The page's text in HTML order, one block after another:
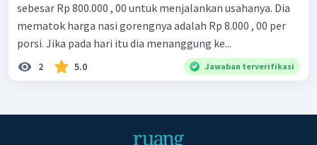
sebesar Rp 800.000 , 00 untuk menjalankan usahanya. Dia
mematok harga nasi gorengnya adalah Rp 8.000 , 00 per
porsi. Jika pada hari itu dia menanggung ke...
2 5.0 Jawaban terverifikasi